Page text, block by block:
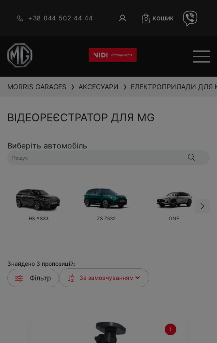
+38 044 502 44 44 0 КОШИК
MORRIS GARAGES ❯ АКСЕСУАРИ ❯ ЕЛЕКТРОПРИЛАДИ ДЛЯ
ВІДЕОРЕЄСТРАТОР ДЛЯ MG
Виберіть автомобіль
HS AS33 ZS ZS32 ONE
Знайдено 3 пропозицій:
Фільтр